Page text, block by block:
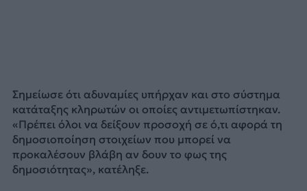
Σημείωσε ότι αδυναμίες υπήρχαν και στο σύστημα
κατάταξης κληρωτών οι οποίες αντιμετωπίστηκαν.
«Πρέπει όλοι να δείξουν προσοχή σε ό,τι αφορά τη
δημοσιοποίηση στοιχείων που μπορεί να
προκαλέσουν βλάβη αν δουν το φως της
δημοσιότητας», κατέληξε.